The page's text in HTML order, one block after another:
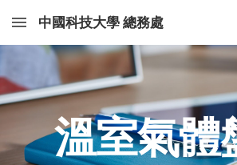
Skip to main content
中國科技大學 總務處
溫室氣體